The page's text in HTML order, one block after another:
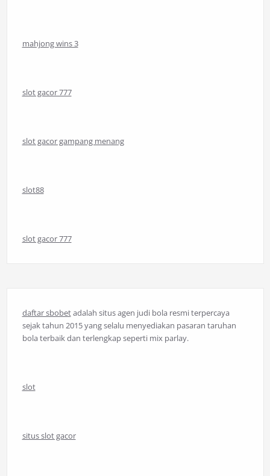
mahjong wins 3
slot gacor 777
slot gacor gampang menang
slot88
slot gacor 777
daftar sbobetadalah situs agen judi bola resmi terpercaya
sejak tahun 2015 yang selalu menyediakan pasaran taruhan
bola terbaik dan terlengkap seperti mix parlay.
slot
situs slot gacor